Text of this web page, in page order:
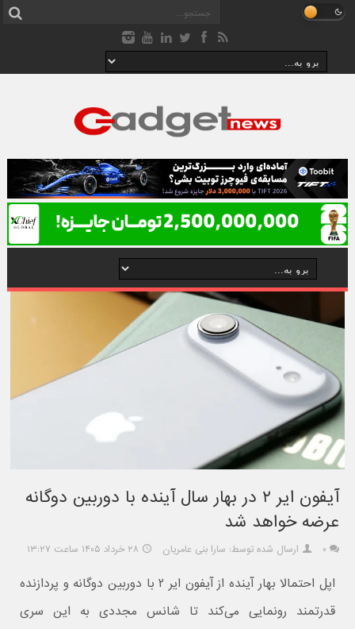
آیفون ایر ۲ در بهار سال آینده با دوربین دوگانه
عرضه خواهد شد
۰ ارسال شده توسط: سارا بنی عامریان ۲۸ خرداد ۱۴۰۵ ساعت ۱۳:۲۷
اپل احتمالا بهار آینده از آیفون ایر ۲ با دوربین دوگانه و پردازنده
قدرتمند رونمایی می‌کند تا شانس مجددی به این سری